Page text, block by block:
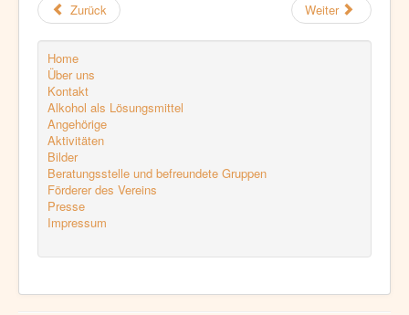
Zurück Weiter
Home
Über uns
Kontakt
Alkohol als Lösungsmittel
Angehörige
Aktivitäten
Bilder
Beratungsstelle und befreundete Gruppen
Förderer des Vereins
Presse
Impressum